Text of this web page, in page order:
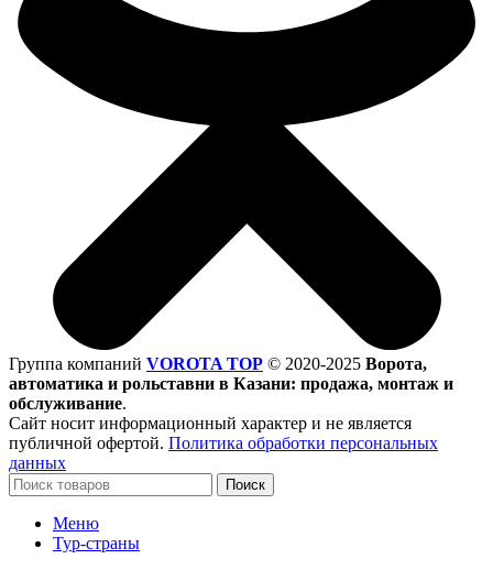
Группа компаний VOROTA TOP © 2020-2025 Ворота,
автоматика и рольставни в Казани: продажа, монтаж и
обслуживание.
Сайт носит информационный характер и не является
публичной офертой. Политика обработки персональных
данных
Поиск
Меню
Тур-страны